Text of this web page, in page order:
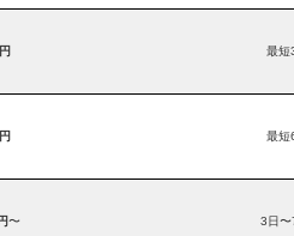
最短
最短
〜 3日〜